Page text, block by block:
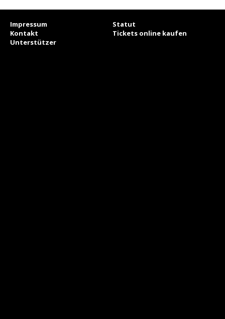
Impressum
Statut
Kontakt
Tickets online kaufen
Unterstützer